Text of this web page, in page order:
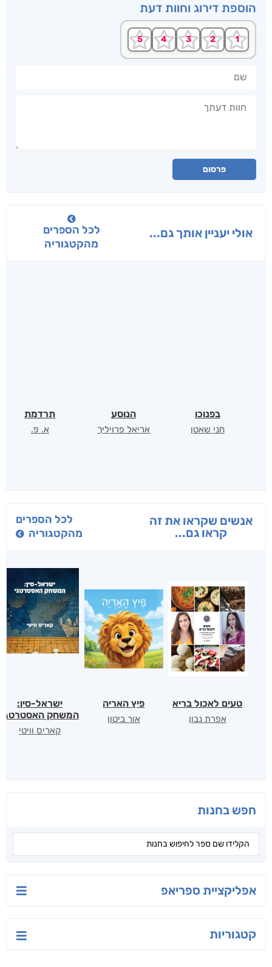
חפש בחנות
אפליקציית ספריאפ
קטגוריות
הוספת דירוג וחוות דעת
פרסום
אולי יעניין אותך גם...
לכל הספרים
מהקטגוריה
בפנוכו
חני שאטן
הנוסע
אריאל פרויליך
תרדמת
א. פ.
אנשים שקראו את זה
קראו גם...
לכל הספרים
מהקטגוריה
טעים לאכול בריא
אפרת נבון
פיץ האריה
אור ביטון
ישראל-סין:
המשחק האסטרטגי
קאריס וויטי